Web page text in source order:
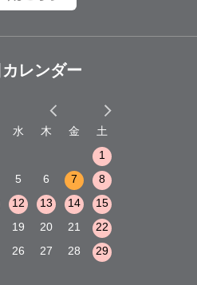
レンダー
水 木 金
土
1
5 6 7
8
12 13 14
15
19 20 21
22
26 27 28
29